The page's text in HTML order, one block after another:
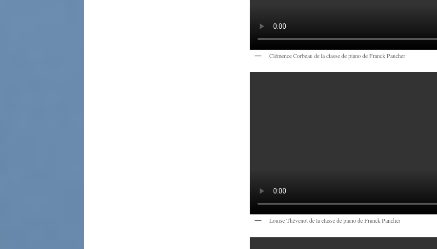
Clémence Corbeau de la classe de piano de Franck Pancher
Louise Thévenot de la classe de piano de Franck Pancher